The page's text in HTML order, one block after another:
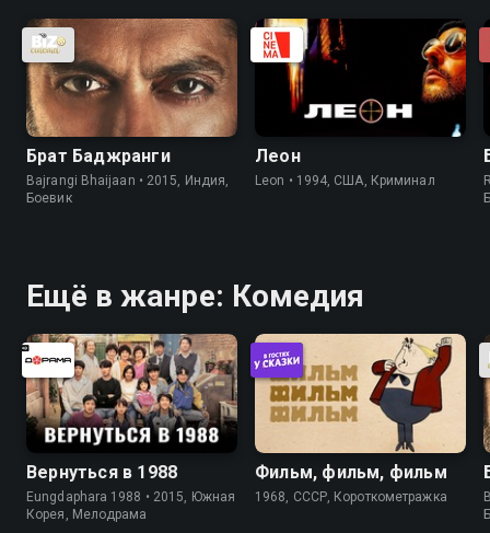
Брат Баджранги
Bajrangi Bhaijaan • 2015, Индия,
Боевик
Леон
Leon • 1994, США, Криминал
Ещё в жанре: Комедия
Вернуться в 1988
Eungdaphara 1988 • 2015, Южная
Корея, Мелодрама
Фильм, фильм, фильм
1968, СССР, Короткометражка